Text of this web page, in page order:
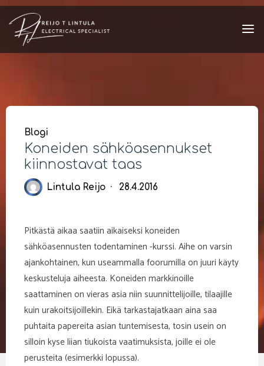
Skip
content
Blogi
Koneiden sähköasennukset
kiinnostavat taas
Lintula Reijo 28.4.2016
Pitkästä aikaa saatiin aikaiseksi koneiden
sähköasennusten todentaminen -kurssi. Aihe on varsin
ajankohtainen, kun useammalla foorumilla on juuri käyty
keskusteluja aiheesta. Koneiden markkinoille
saattaminen on vieras asia niin suunnittelijoille, tilaajille
kuin urakoitsijoillekin. Eikä tarkastajatkaan aina saa
puhtaita papereita asian tuntemisesta, tosin usein on
silloin kyse liian tiukoista vaatimuksista, joille ei ole
perusteita (esimerkki lopussa).